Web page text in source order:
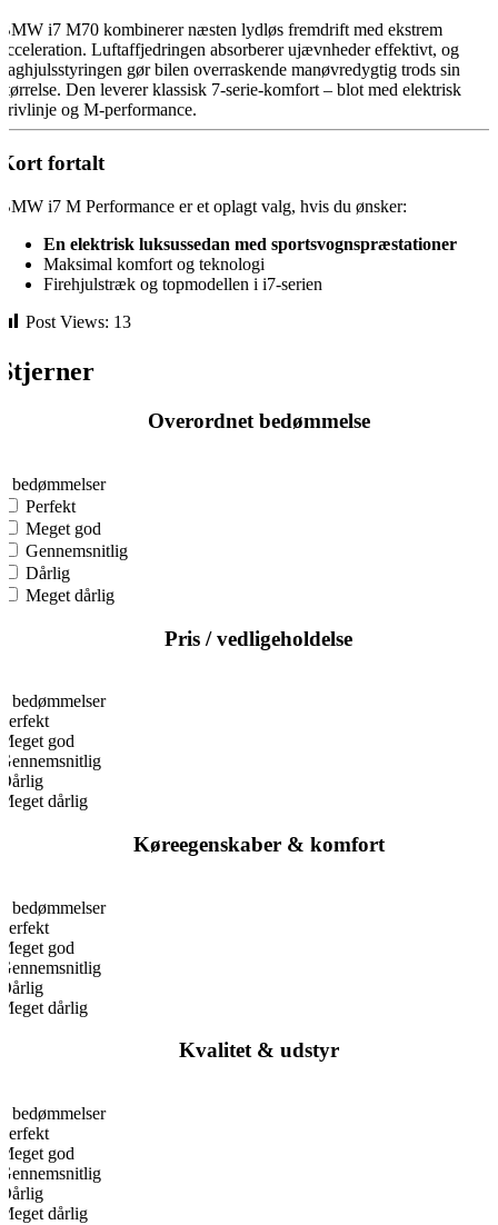
BMW i7 M70 kombinerer næsten lydløs fremdrift med ekstrem
acceleration. Luftaffjedringen absorberer ujævnheder effektivt, og
baghjulsstyringen gør bilen overraskende manøvredygtig trods sin
størrelse. Den leverer klassisk 7-serie-komfort – blot med elektrisk
drivlinje og M-performance.
Kort fortalt
BMW i7 M Performance er et oplagt valg, hvis du ønsker:
En elektrisk luksussedan med sportsvognspræstationer
Maksimal komfort og teknologi
Firehjulstræk og topmodellen i i7-serien
Post Views: 13
Stjerner
Overordnet bedømmelse
0 bedømmelser
Perfekt
Meget god
Gennemsnitlig
Dårlig
Meget dårlig
Pris / vedligeholdelse
0 bedømmelser
Perfekt
Meget god
Gennemsnitlig
Dårlig
Meget dårlig
Køreegenskaber & komfort
0 bedømmelser
Perfekt
Meget god
Gennemsnitlig
Dårlig
Meget dårlig
Kvalitet & udstyr
0 bedømmelser
Perfekt
Meget god
Gennemsnitlig
Dårlig
Meget dårlig